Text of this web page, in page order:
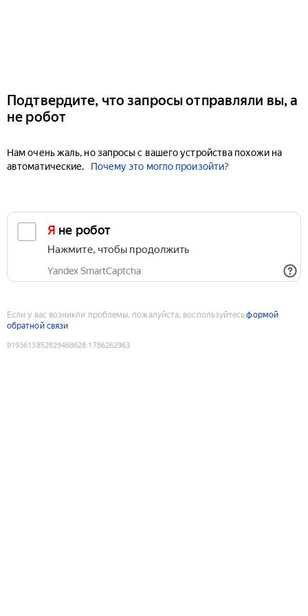
Подтвердите, что запросы отправляли вы, а
не робот
Нам очень жаль, но запросы с вашего устройства похожи на
автоматические.
Почему это могло произойти?
Я не робот
Нажмите, чтобы продолжить
Yandex SmartCaptcha
Если у вас возникли проблемы, пожалуйста, воспользуйтесьформой
обратной связи
9193613852829468628:1786262963